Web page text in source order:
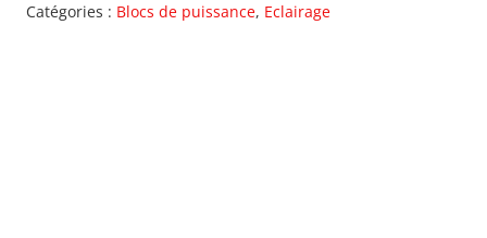
Catégories : Blocs de puissance, Eclairage